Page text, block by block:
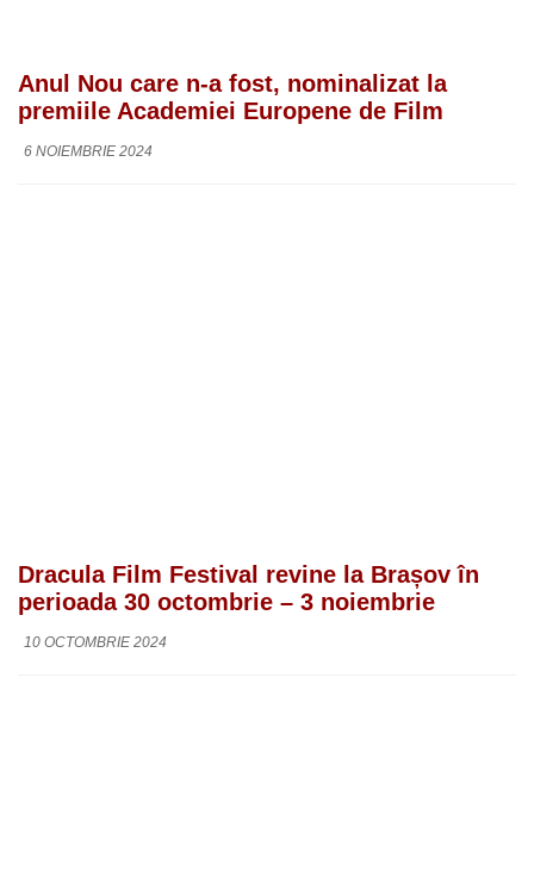
Anul Nou care n-a fost, nominalizat la
premiile Academiei Europene de Film
6 NOIEMBRIE 2024
Dracula Film Festival revine la Brașov în
perioada 30 octombrie – 3 noiembrie
10 OCTOMBRIE 2024